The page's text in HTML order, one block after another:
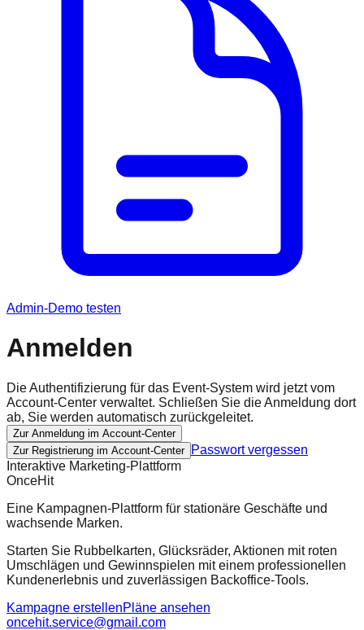
Admin-Demo testen
Anmelden
Die Authentifizierung für das Event-System wird jetzt vom
Account-Center verwaltet. Schließen Sie die Anmeldung dort
ab, Sie werden automatisch zurückgeleitet.
Zur Anmeldung im Account-Center
Zur Registrierung im Account-Center
Passwort vergessen
Interaktive Marketing-Plattform
OnceHit
Eine Kampagnen-Plattform für stationäre Geschäfte und
wachsende Marken.
Starten Sie Rubbelkarten, Glücksräder, Aktionen mit roten
Umschlägen und Gewinnspielen mit einem professionellen
Kundenerlebnis und zuverlässigen Backoffice-Tools.
Kampagne erstellenPläne ansehen
oncehit.service@gmail.com